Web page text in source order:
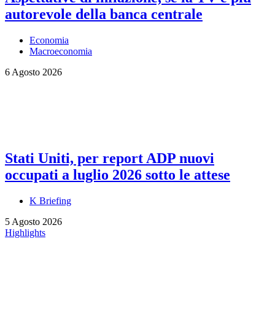
autorevole della banca centrale
Economia
Macroeconomia
6 Agosto 2026
Stati Uniti, per report ADP nuovi
occupati a luglio 2026 sotto le attese
K Briefing
5 Agosto 2026
Highlights